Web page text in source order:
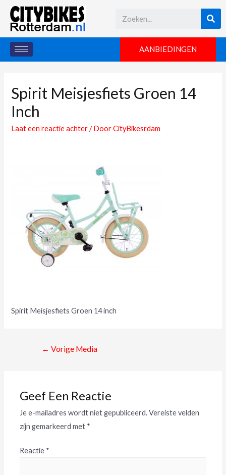
AANBIEDINGEN
Spirit Meisjesfiets Groen 14
Inch
Laat een reactie achter / DoorCityBikesrdam
Spirit Meisjesfiets Groen 14 inch
← Vorige Media
Geef Een Reactie
Je e-mailadres wordt niet gepubliceerd.Vereiste velden
zijn gemarkeerd met *
Reactie *